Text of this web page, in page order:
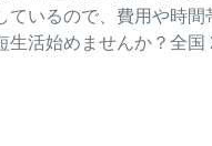
いるので、費用や時
活始めませんか？全国